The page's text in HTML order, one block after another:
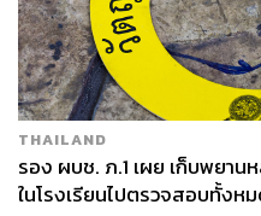
THAILAND
รอง ผบช. ภ.1 เผย เก็บพยา
ในโรงเรียนไปตรวจสอบทั้งห